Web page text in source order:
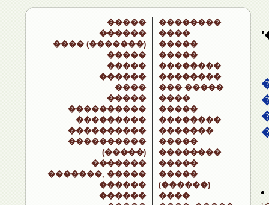
�����
������
���� (�������)
�����
�����
������
����
�����
����������
���������
����������
����������
(�����)
�������
�������, �����
������
������
��������
����
�����
�����
��������
��������
��� �����
����
�����
��������
�������
�����
��������
�����
�����
(������)
����